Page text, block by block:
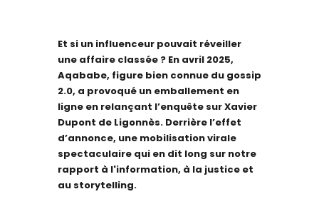
Et si un influenceur pouvait réveiller
une affaire classée ? En avril 2025,
Aqababe, figure bien connue du gossip
2.0, a provoqué un emballement en
ligne en relançant l’enquête sur Xavier
Dupont de Ligonnès. Derrière l’effet
d’annonce, une mobilisation virale
spectaculaire qui en dit long sur notre
rapport à l'information, à la justice et
au storytelling.